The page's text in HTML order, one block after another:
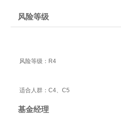
风险等级
风险等级：R4
适合人群：C4、C5
基金经理